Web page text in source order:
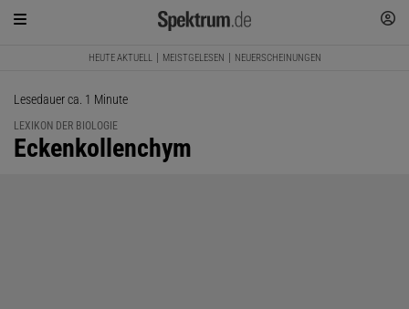
HEUTE AKTUELL MEISTGELESEN NEUERSCHEINUNGEN
Lesedauer ca. 1 Minute
LEXIKON DER BIOLOGIE
:
Eckenkollenchym